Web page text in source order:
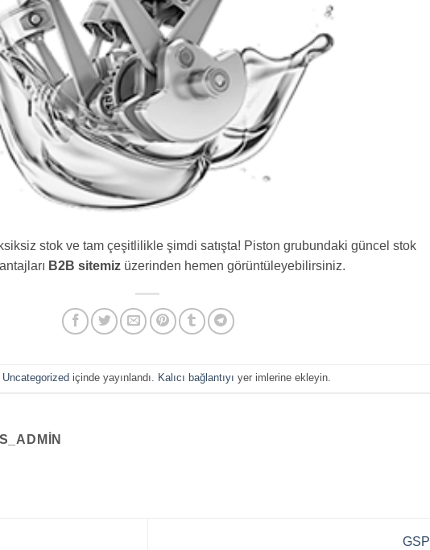
stok ve tam çeşitlilikle şimdi satışta! Piston grubundaki güncel stok
B2B sitemiz üzerinden hemen görüntüleyebilirsiniz.
Uncategorized içinde yayınlandı. Kalıcı bağlantıyı yer imlerine ekleyin.
GSP